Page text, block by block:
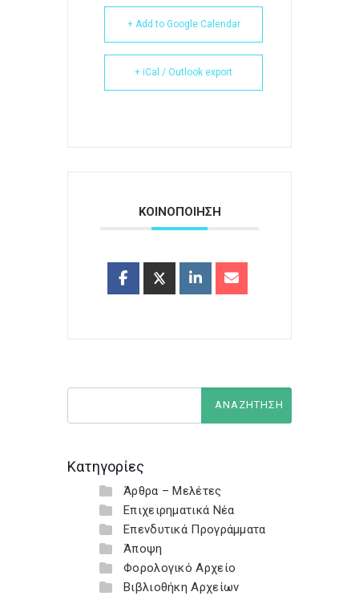
+ Add to Google Calendar
+ iCal / Outlook export
ΚΟΙΝΟΠΟΙΗΣΗ
Κατηγορίες
Άρθρα – Μελέτες
Επιχειρηματικά Νέα
Επενδυτικά Προγράμματα
Άποψη
Φορολογικό Αρχείο
Βιβλιοθήκη Αρχείων